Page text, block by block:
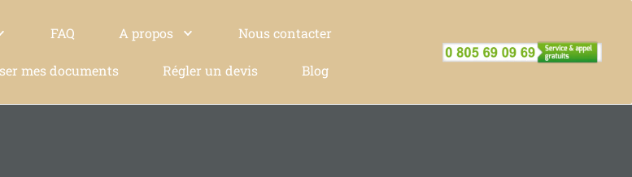
FAQ A propos Nous contacter
mes documents Régler un devis Blog